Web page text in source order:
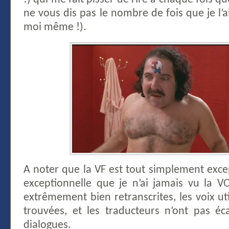
ne vous dis pas le nombre de fois que je
moi même !).
A noter que la VF est tout simplement
exceptionnelle que je n’ai jamais vu la
extrêmement bien retranscrites, les voix
trouvées, et les traducteurs n’ont pas
dialogues.